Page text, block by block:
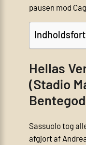
pausen mod
Hellas
(Stadio
Sassuolo tog
afgjort af